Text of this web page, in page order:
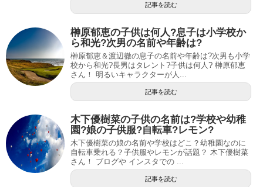
記事を読む
榊原郁恵の子供は何人?息子は小学校か
ら和光?次男の名前や年齢は?
榊原郁恵＆渡辺徹の息子の名前や年齢は?次男も小学
校から和光?長男はタレント?子供は何人? 榊原郁恵
さん！ 明るいキャラクターが人...
記事を読む
木下優樹菜の子供の名前は?学校や幼稚
園?娘の子供服?自転車?レモン?
木下優樹菜の娘の名前や学校はどこ？幼稚園なのに
自転車乗れる？子供服やレモンが話題？ 木下優樹菜
さん！ ブログや インスタでの ...
記事を読む